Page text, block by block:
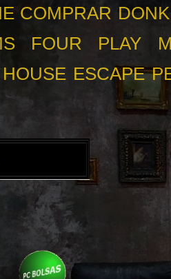
COMPRAR
FOUR PLAY
ESCAPE